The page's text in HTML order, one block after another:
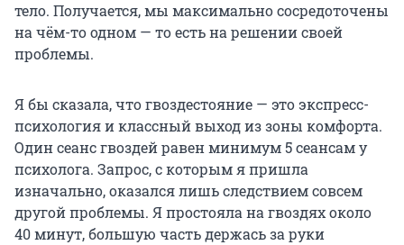
тело. Получается, мы максимально сосредоточены
на чём-то одном — то есть на решении своей
проблемы.
Я бы сказала, что гвоздестояние — это экспресс-
психология и классный выход из зоны комфорта.
Один сеанс гвоздей равен минимум 5 сеансам у
психолога. Запрос, с которым я пришла
изначально, оказался лишь следствием совсем
другой проблемы. Я простояла на гвоздях около
40 минут, большую часть держась за руки